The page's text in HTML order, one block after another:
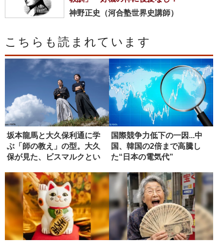
神野正史（河合塾世界史講師）
こちらも読まれています
坂本龍馬と大久保利通に学
ぶ「師の教え」の型。大久
保が見た、ビスマルクとい
国際競争力低下の一因...中
国、韓国の2倍まで高騰し
た“日本の電気代”